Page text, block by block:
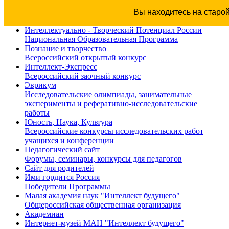
Вы находитесь на
Интеллектуально - Творческий Потенциал России
Национальная Образовательная Программа
Познание и творчество
Всероссийский открытый конкурс
Интеллект-Экспресс
Всероссийский заочный конкурс
Эврикум
Исследовательские олимпиады, занимательные
эксперименты и реферативно-исследовательские
работы
Юность, Наука, Культура
Всероссийские конкурсы исследовательских работ
учащихся и конференции
Педагогический сайт
Форумы, семинары, конкурсы для педагогов
Сайт для родителей
Ими гордится Россия
Победители Программы
Малая академия наук "Интеллект будущего"
Общероссийская общественная организация
Академиан
Интернет-музей МАН "Интеллект будущего"